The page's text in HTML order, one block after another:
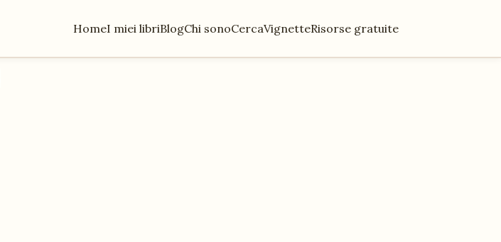
HomeI miei libriBlogChi sonoCercaVignetteRisorse gratuite